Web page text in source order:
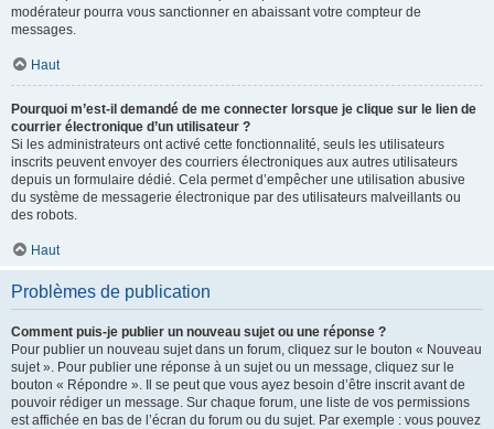
modérateur pourra vous sanctionner en abaissant votre compteur de
messages.
Haut
Pourquoi m’est-il demandé de me connecter lorsque je clique sur le lien de
courrier électronique d’un utilisateur ?
Si les administrateurs ont activé cette fonctionnalité, seuls les utilisateurs
inscrits peuvent envoyer des courriers électroniques aux autres utilisateurs
depuis un formulaire dédié. Cela permet d’empêcher une utilisation abusive
du système de messagerie électronique par des utilisateurs malveillants ou
des robots.
Haut
Problèmes de publication
Comment puis-je publier un nouveau sujet ou une réponse ?
Pour publier un nouveau sujet dans un forum, cliquez sur le bouton « Nouveau
sujet ». Pour publier une réponse à un sujet ou un message, cliquez sur le
bouton « Répondre ». Il se peut que vous ayez besoin d’être inscrit avant de
pouvoir rédiger un message. Sur chaque forum, une liste de vos permissions
est affichée en bas de l’écran du forum ou du sujet. Par exemple : vous pouvez